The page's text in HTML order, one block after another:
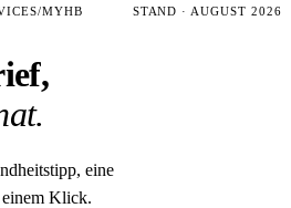
MYHB
STAND · AUGUST 2026
eine
Klick.